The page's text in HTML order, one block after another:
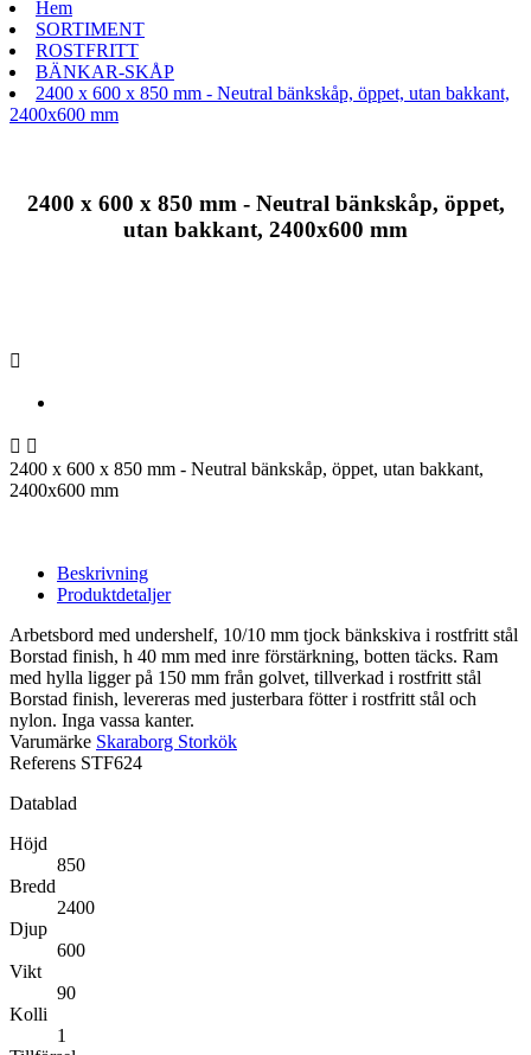
Hem
SORTIMENT
ROSTFRITT
BÄNKAR-SKÅP
2400 x 600 x 850 mm - Neutral bänkskåp, öppet, utan bakkant,
2400x600 mm
2400 x 600 x 850 mm - Neutral bänkskåp, öppet,
utan bakkant, 2400x600 mm

 
2400 x 600 x 850 mm - Neutral bänkskåp, öppet, utan bakkant,
2400x600 mm
Beskrivning
Produktdetaljer
Arbetsbord med undershelf, 10/10 mm tjock bänkskiva i rostfritt stål
Borstad finish, h 40 mm med inre förstärkning, botten täcks. Ram
med hylla ligger på 150 mm från golvet, tillverkad i rostfritt stål
Borstad finish, levereras med justerbara fötter i rostfritt stål och
nylon. Inga vassa kanter.
Varumärke Skaraborg Storkök
Referens STF624
Datablad
Höjd
850
Bredd
2400
Djup
600
Vikt
90
Kolli
1